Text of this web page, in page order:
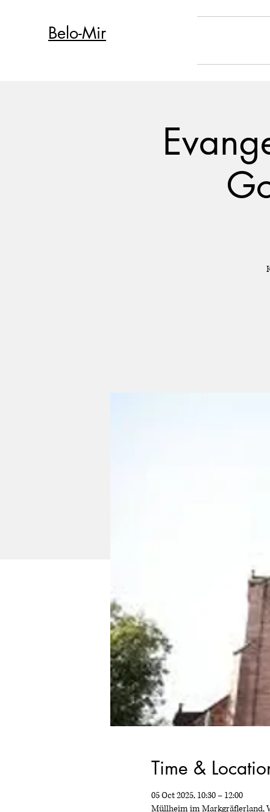
Belo-Mir
Time &
05 Oct 2025, 10:30 – 12:00
Müllheim im Markgräflerland,